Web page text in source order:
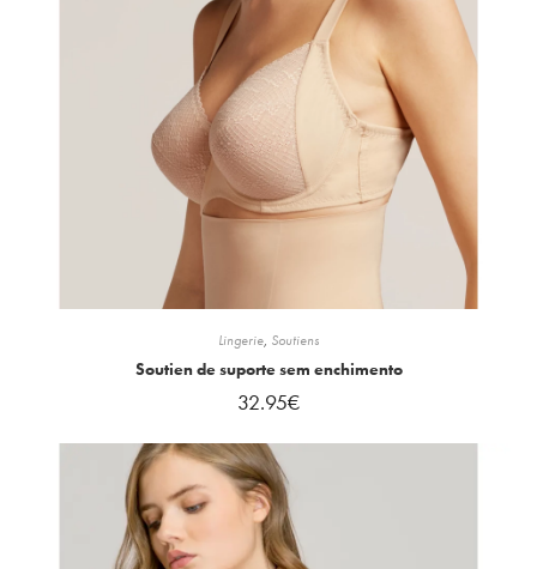
Lingerie, Soutiens
Soutien de suporte sem enchimento
32.95€